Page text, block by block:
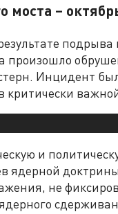
–
произошло
Инцидент
и
ядерной
не